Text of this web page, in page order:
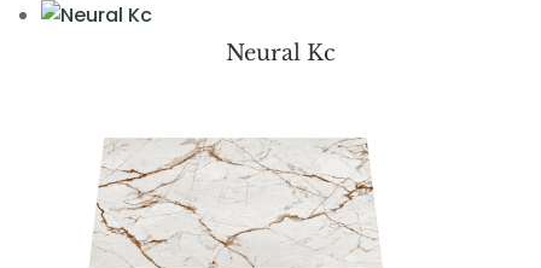
Neural Kc